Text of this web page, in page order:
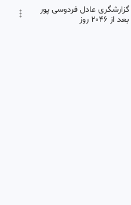
گزارشگری عادل فردوسی پور
بعد از ۲۰۴۶ روز